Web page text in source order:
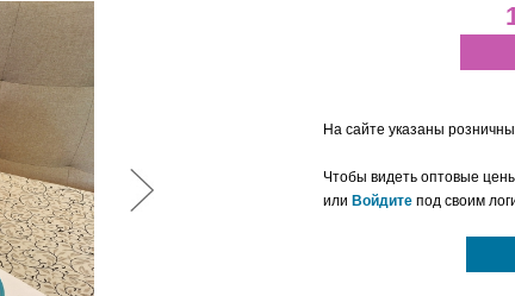
На сайте указаны
Чтобы видеть оптовые
или Войдите под своим